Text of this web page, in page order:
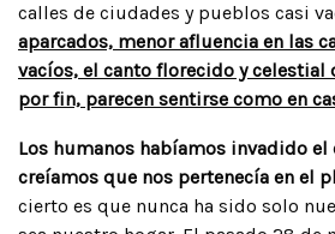
calles de ciudades y pueblos casi
aparcados, menor afluencia en las
vacíos, el canto florecido y celestial
por fin, parecen sentirse como en
Los humanos habíamos invadido el
creíamos que nos pertenecía en el
cierto es que nunca ha sido solo